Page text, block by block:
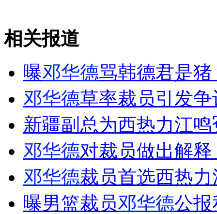
女孩北京地铁殴打老人 痛下狠手拳打脚踢
无痛分娩是否安全 医生回应
外交部：反对强权政治霸凌主义
外交部：有关国家言论片面不公正
相关报道
曝邓华德骂韩德君是
邓华德草率裁员引发
新疆副总为西热力江
邓华德对裁员做出解
邓华德裁员首选西热
曝男篮裁员邓华德公报